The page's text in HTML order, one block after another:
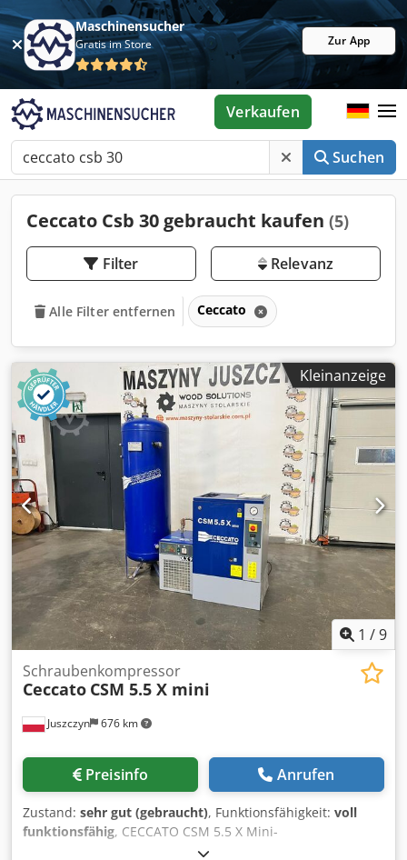
Maschinensucher
Gratis im Store Zur App
Suchen
Verkaufen
Ceccato Csb 30 gebraucht kaufen (5)
Filter Relevanz
Alle Filter entfernen Ceccato
Kleinanzeige
1 /9
Juszczyn 676 km
Schraubenkompressor
Ceccato CSM 5.5 X mini
Preisinfo Anrufen
Zustand: sehr gut (gebraucht), Funktionsfähigkeit: voll
funktionsfähig, CECCATO CSM 5.5 X Mini-
Schraubenkompressor Leistung 4 kW Dcedovurttepfx